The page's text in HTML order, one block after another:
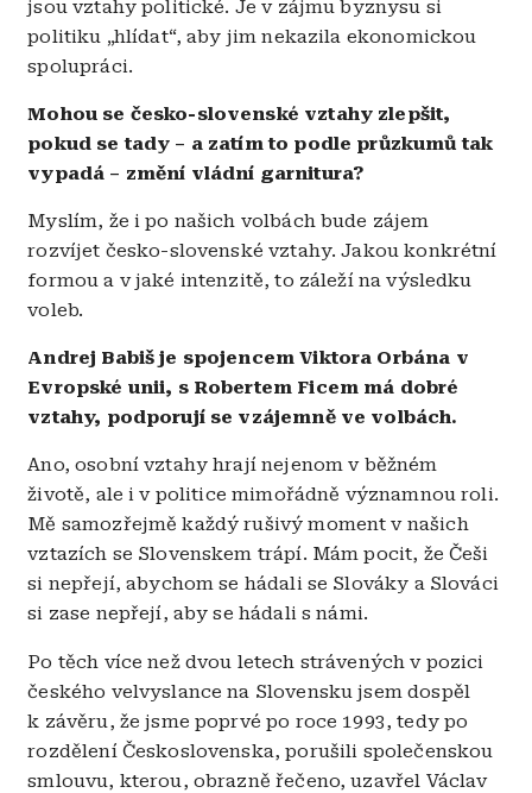
jsou vztahy politické. Je v zájmu byznysu si
politiku „hlídat“, aby jim nekazila ekonomickou
spolupráci.
Mohou se česko-slovenské vztahy zlepšit,
pokud se tady – a zatím to podle průzkumů tak
vypadá – změní vládní garnitura?
Myslím, že i po našich volbách bude zájem
rozvíjet česko-slovenské vztahy. Jakou konkrétní
formou a v jaké intenzitě, to záleží na výsledku
voleb.
Andrej Babiš je spojencem Viktora Orbána v
Evropské unii, s Robertem Ficem má dobré
vztahy, podporují se vzájemně ve volbách.
Ano, osobní vztahy hrají nejenom v běžném
životě, ale i v politice mimořádně významnou roli.
Mě samozřejmě každý rušivý moment v našich
vztazích se Slovenskem trápí. Mám pocit, že Češi
si nepřejí, abychom se hádali se Slováky a Slováci
si zase nepřejí, aby se hádali s námi.
Po těch více než dvou letech strávených v pozici
českého velvyslance na Slovensku jsem dospěl
k závěru, že jsme poprvé po roce 1993, tedy po
rozdělení Československa, porušili společenskou
smlouvu, kterou, obrazně řečeno, uzavřel Václav